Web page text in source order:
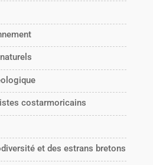
costarmoricains
et des estrans bretons